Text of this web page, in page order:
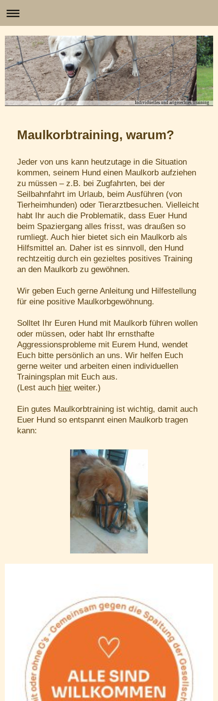
Individuelles und artgerechtes Training
Maulkorbtraining, warum?
Jeder von uns kann heutzutage in die Situation
kommen, seinem Hund einen Maulkorb aufziehen
zu müssen – z.B. bei Zugfahrten, bei der
Seilbahnfahrt im Urlaub, beim Ausführen (von
Tierheimhunden) oder Tierarztbesuchen. Vielleicht
habt Ihr auch die Problematik, dass Euer Hund
beim Spaziergang alles frisst, was draußen so
rumliegt. Auch hier bietet sich ein Maulkorb als
Hilfsmittel an. Daher ist es sinnvoll, den Hund
rechtzeitig durch ein gezieltes positives Training
an den Maulkorb zu gewöhnen.
Wir geben Euch gerne Anleitung und Hilfestellung
für eine positive Maulkorbgewöhnung.
Solltet Ihr Euren Hund mit Maulkorb führen wollen
oder müssen, oder habt Ihr ernsthafte
Aggressionsprobleme mit Eurem Hund, wendet
Euch bitte persönlich an uns. Wir helfen Euch
gerne weiter und arbeiten einen individuellen
Trainingsplan mit Euch aus.
(Lest auch hier weiter.)
Ein gutes Maulkorbtraining ist wichtig, damit auch
Euer Hund so entspannt einen Maulkorb tragen
kann: